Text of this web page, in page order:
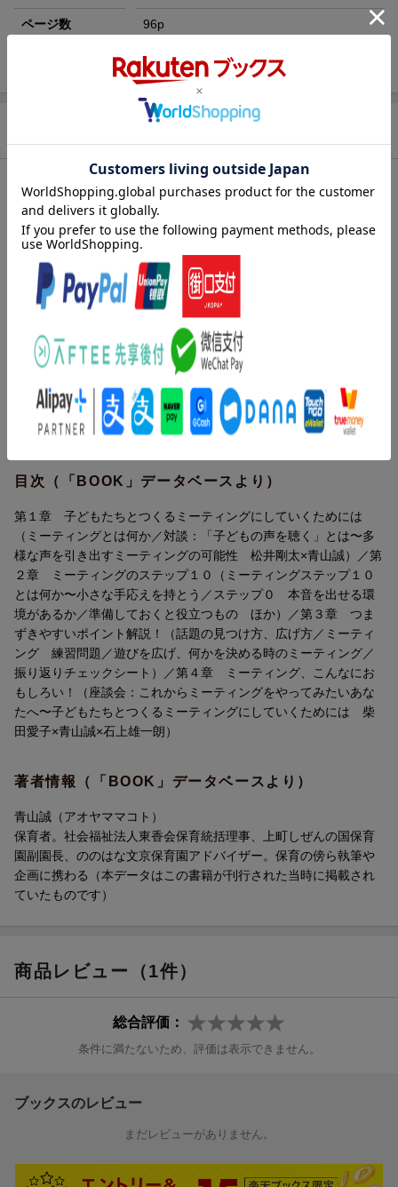
ページ数 96p
9784577815717
内容紹介（JPROより）
子どもたちとの対話を積み重ねた保育者たちによって書かれ、複
数の園の保育者たちによる事例検討をもとにして構成した、保育
のための技法的な実践本。ハウツーではなく、保育者たちが実践
の中で掴み取った「わざ（技）」「知恵」が満載。「子どもの声
に聴き入る」という保育の基本をさらに深めたい皆さんにお勧め
第1章 子どもたちとつくるミーティングにしていくためには
・ミーティングとは何か
・対談：「子どもの声を聴く」とは 松井剛太・青山誠
第2章 ミーティングのステップ10
・ミーティングステップ10 とは何か
・ステップ0〜ステップ10
・話題の見つけ方、広げ方
第4章 ミーティング、こんなにおもしろい！
・座談会：これからミーティングをやってみたいあなたへ 柴
田愛子・青山誠・石上雄一朗
コラム
目次（「BOOK」データベースより）
第１章 子どもたちとつくるミーティングにしていくためには
（ミーティングとは何か／対談：「子どもの声を聴く」とは〜多
様な声を引き出すミーティングの可能性 松井剛太×青山誠）／第
２章 ミーティングのステップ１０（ミーティングステップ１０
とは何か〜小さな手応えを持とう／ステップ０ 本音を出せる環
境があるか／準備しておくと役立つもの ほか）／第３章 つま
ずきやすいポイント解説！（話題の見つけ方、広げ方／ミーティ
ング 練習問題／遊びを広げ、何かを決める時のミーティング／
振り返りチェックシート）／第４章 ミーティング、こんなにお
もしろい！（座談会：これからミーティングをやってみたいあな
たへ〜子どもたちとつくるミーティングにしていくためには 柴
田愛子×青山誠×石上雄一朗）
著者情報（「BOOK」データベースより）
青山誠（アオヤママコト）
保育者。社会福祉法人東香会保育統括理事、上町しぜんの国保育
園副園長、ののはな文京保育園アドバイザー。保育の傍ら執筆や
企画に携わる（本データはこの書籍が刊行された当時に掲載され
ていたものです）
商品レビュー（1件）
総合評価：
条件に満たないため、評価は表示できません。
ブックスのレビュー
まだレビューがありません。